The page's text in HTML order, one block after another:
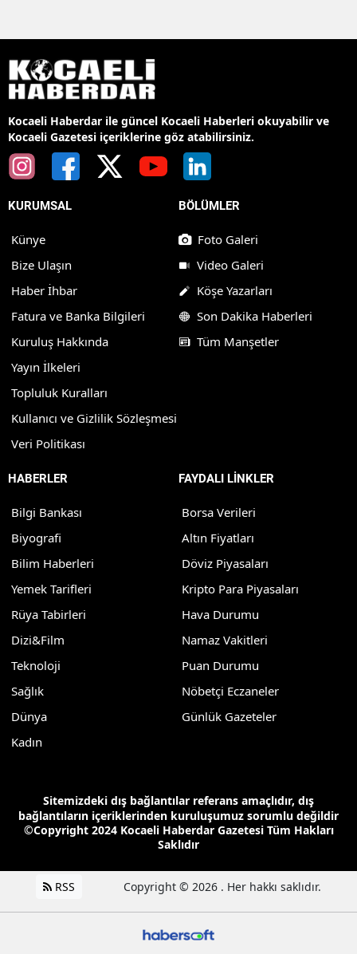
Kocaeli Haberdar ile güncel Kocaeli Haberleri okuyabilir ve
Kocaeli Gazetesi içeriklerine göz atabilirsiniz.
KURUMSAL
Künye
Bize Ulaşın
Haber İhbar
Fatura ve Banka Bilgileri
Kuruluş Hakkında
Yayın İlkeleri
Topluluk Kuralları
Kullanıcı ve Gizlilik Sözleşmesi
Veri Politikası
BÖLÜMLER
Foto Galeri
Video Galeri
Köşe Yazarları
Son Dakika Haberleri
Tüm Manşetler
HABERLER
Bilgi Bankası
Biyografi
Bilim Haberleri
Yemek Tarifleri
Rüya Tabirleri
Dizi&Film
Teknoloji
Sağlık
Dünya
Kadın
FAYDALI LİNKLER
Borsa Verileri
Altın Fiyatları
Döviz Piyasaları
Kripto Para Piyasaları
Hava Durumu
Namaz Vakitleri
Puan Durumu
Nöbetçi Eczaneler
Günlük Gazeteler
Sitemizdeki dış bağlantılar referans amaçlıdır, dış
bağlantıların içeriklerinden kuruluşumuz sorumlu değildir
©Copyright 2024 Kocaeli Haberdar Gazetesi Tüm Hakları
Saklıdır
RSS Copyright © 2026 . Her hakkı saklıdır.